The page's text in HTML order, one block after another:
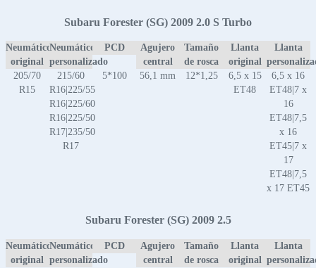
Subaru Forester (SG) 2009 2.0 S Turbo
Neumático
original
Neumático
personalizado
PCD
Agujero
central
Tamaño
de rosca
Llanta
original
Llanta
205/70
R15
215/60
R16|225/55
R16|225/60
R16|225/50
R17|235/50
R17
5*100 56,1 mm 12*1,25
6,5 x 15
ET48
6,5 x 16
ET48|7 x
16
ET48|7,5
x 16
ET45|7 x
17
ET48|7,5
x 17 ET45
Subaru Forester (SG) 2009 2.5
Neumático
original
Neumático
personalizado
PCD
Agujero
central
Tamaño
de rosca
Llanta
original
Llanta